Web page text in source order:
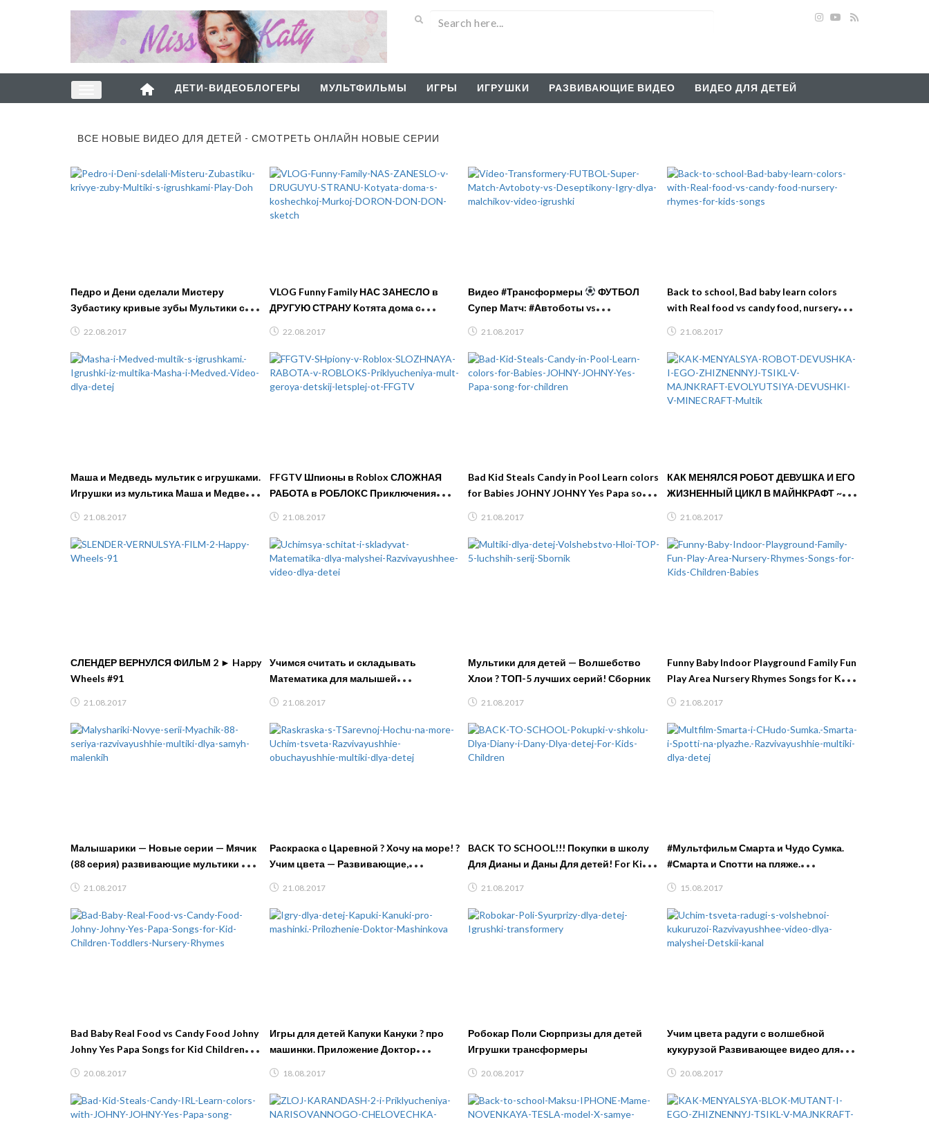
ДЕТИ-ВИДЕОБЛОГЕРЫ МУЛЬТФИЛЬМЫ ИГРЫ ИГРУШКИ РАЗВИВАЮЩИЕ ВИДЕО ВИДЕО ДЛЯ ДЕТЕЙ
ВСЕ НОВЫЕ ВИДЕО ДЛЯ ДЕТЕЙ - СМОТРЕТЬ ОНЛАЙН НОВЫЕ СЕРИИ
Педро и Дени сделали Мистеру
Зубастику кривые зубы Мультики с
22.08.2017
VLOG Funny Family НАС ЗАНЕСЛО в
ДРУГУЮ СТРАНУ Котята дома с
sketch
22.08.2017
Видео #Трансформеры
ФУТБОЛ
Супер Матч: #Автоботы vs
видео #игрушки
21.08.2017
Back to school, Bad baby learn colors
with Real food vs candy food, nursery
21.08.2017
Маша и Медведь мультик с игрушками.
Игрушки из мультика Маша и Медведь.
21.08.2017
FFGTV Шпионы в Roblox СЛОЖНАЯ
РАБОТА в РОБЛОКС Приключения
FFGTV
21.08.2017
Bad Kid Steals Candy in Pool Learn colors
for Babies JOHNY JOHNY Yes Papa song
21.08.2017
КАК МЕНЯЛСЯ РОБОТ ДЕВУШКА И ЕГО
ЖИЗНЕННЫЙ ЦИКЛ В МАЙНКРАФТ ~
Мультик
21.08.2017
СЛЕНДЕР ВЕРНУЛСЯ ФИЛЬМ 2 ► Happy
Wheels #91
21.08.2017
Учимся считать и складывать
Математика для малышей
21.08.2017
Мультики для детей — Волшебство
Хлои ? ТОП-5 лучших серий! Сборник
21.08.2017
Funny Baby Indoor Playground Family Fun
Play Area Nursery Rhymes Songs for Kids
21.08.2017
Малышарики — Новые серии — Мячик
(88 серия) развивающие мультики для
21.08.2017
Раскраска с Царевной ? Хочу на море! ?
Учим цвета — Развивающие,
21.08.2017
BACK TO SCHOOL!!! Покупки в школу
Для Дианы и Даны Для детей! For Kids
21.08.2017
#Мультфильм Смарта и Чудо Сумка.
#Смарта и Спотти на пляже.
15.08.2017
Bad Baby Real Food vs Candy Food Johny
Johny Yes Papa Songs for Kid Children
20.08.2017
Игры для детей Капуки Кануки ? про
машинки. Приложение Доктор
18.08.2017
Робокар Поли Сюрпризы для детей
Игрушки трансформеры
20.08.2017
Учим цвета радуги с волшебной
кукурузой Развивающее видео для
20.08.2017